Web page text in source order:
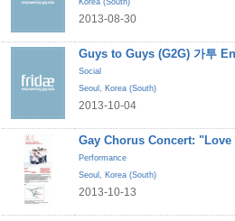
Korea (South)
2013-08-30
Guys to Guys (G2G) 가투
Social
Seoul , Korea (South)
2013-10-04
Gay Chorus Concert: "Love
Performance
Seoul , Korea (South)
2013-10-13